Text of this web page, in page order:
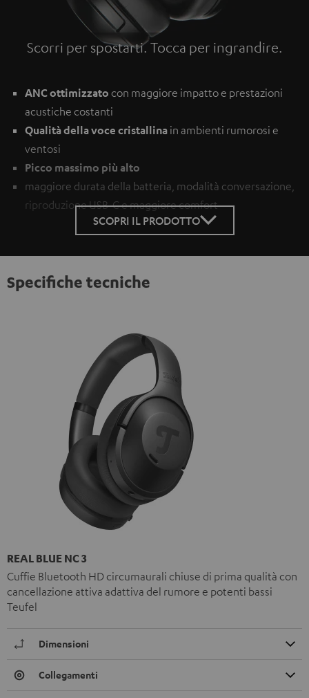
Scorri per spostarti. Tocca per ingrandire.
Tap to zoom
ANC ottimizzato con maggiore impatto e prestazioni
acustiche costanti
Qualità della voce cristallina in ambienti rumorosi e
ventosi
Picco massimo più alto
maggiore durata della batteria, modalità conversazione,
riproduzione USB-C e maggiore comfort
SCOPRI IL PRODOTTO
Specifiche tecniche
REAL BLUE NC 3
Cuffie Bluetooth HD circumaurali chiuse di prima qualità con
cancellazione attiva adattiva del rumore e potenti bassi
Teufel
Dimensioni
Collegamenti